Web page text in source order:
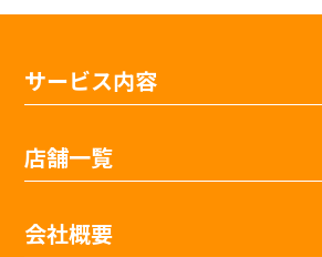
サービス内容
店舗一覧
会社概要